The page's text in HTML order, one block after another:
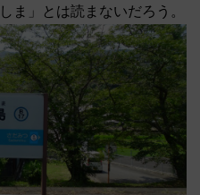
ま」とは読まないだろう。